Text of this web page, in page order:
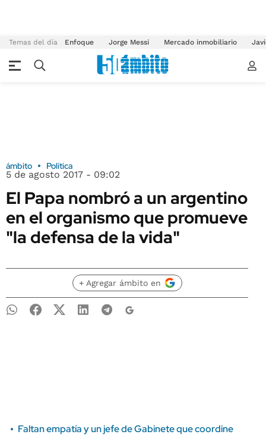
Temas del día Enfoque Jorge Messi Mercado inmobiliario
ámbito Política
5 de agosto 2017 - 09:02
El Papa nombró a un argentino
en el organismo que promueve
"la defensa de la vida"
+ Agregar ámbito en
Faltan empatía y un jefe de Gabinete que coordine